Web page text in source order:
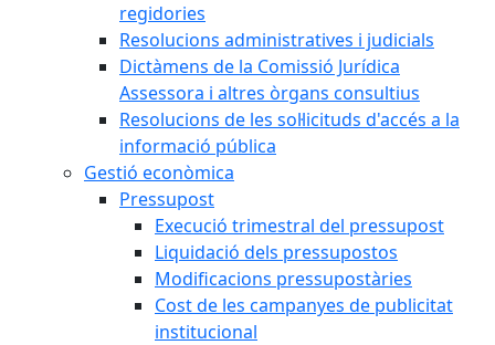
regidories
Resolucions administratives i judicials
Dictàmens de la Comissió Jurídica
Assessora i altres òrgans consultius
Resolucions de les sol·licituds d'accés a la
informació pública
Gestió econòmica
Pressupost
Execució trimestral del pressupost
Liquidació dels pressupostos
Modificacions pressupostàries
Cost de les campanyes de publicitat
institucional